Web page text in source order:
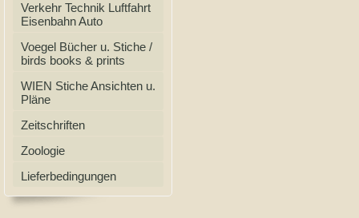
Verkehr Technik Luftfahrt
Eisenbahn Auto
Voegel Bücher u. Stiche /
birds books & prints
WIEN Stiche Ansichten u.
Pläne
Zeitschriften
Zoologie
Lieferbedingungen